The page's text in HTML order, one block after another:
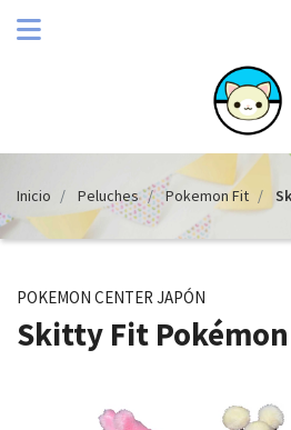
Inicio Peluches Pokemon Fit
POKEMON CENTER JAPÓN
Skitty Fit